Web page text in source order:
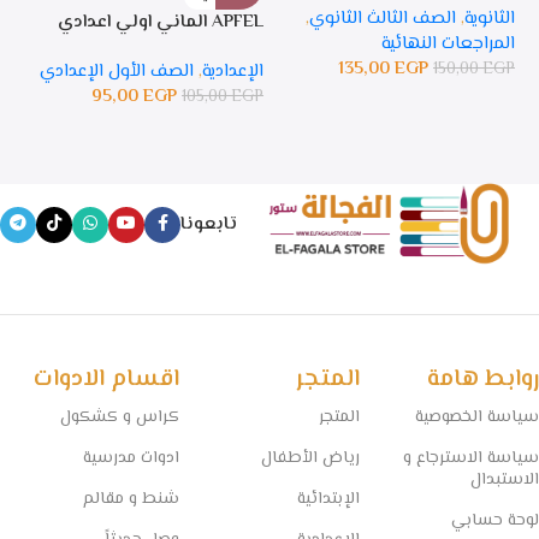
الثانوية, الصف الثالث الثانوي,
المراجعات النهائية
150,00EGP
135,00EGP
APFEL الماني اولي اعدادي
الإعدادية, الصف الأول الإعدادي
105,00EGP
95,00EGP
تابعونا
روابط هامة
سياسة الخصوصية
سياسة الاسترجاع و
الاستبدال
لوحة حسابي
المتجر
المتجر
رياض الأطفال
الإبتدائية
اقسام الادوات
كراس و كشكول
ادوات مدرسية
شنط و مقالم